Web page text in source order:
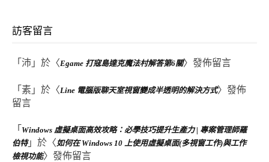
訪客留言
「 沛 」於〈Egame 打寇島達克魔法村解答第6關〉發佈留言
「 素 」於〈Line 電腦版聊天室視窗變成半透明的解決方式〉發佈
留言
「 Windows 虛擬桌面高效攻略：必學技巧提升生產力 | 專案管理師羅
伯特」於〈如何在 Windows 10 上使用虛擬桌面(多視窗工作)與工作
檢視功能〉發佈留言